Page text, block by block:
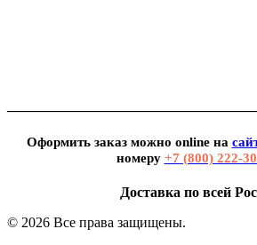
Оформить заказ можно online на
номеру +7 (800) 222-
Доставка по всей
© 2026 Все права защищены.